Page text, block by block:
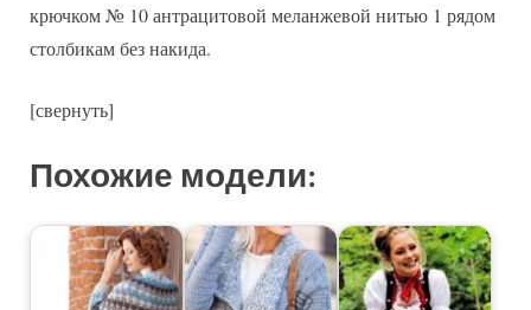
крючком № 10 антрацитовой меланжевой нитью 1 рядом
столбикам без накида.
[свернуть]
Похожие модели: